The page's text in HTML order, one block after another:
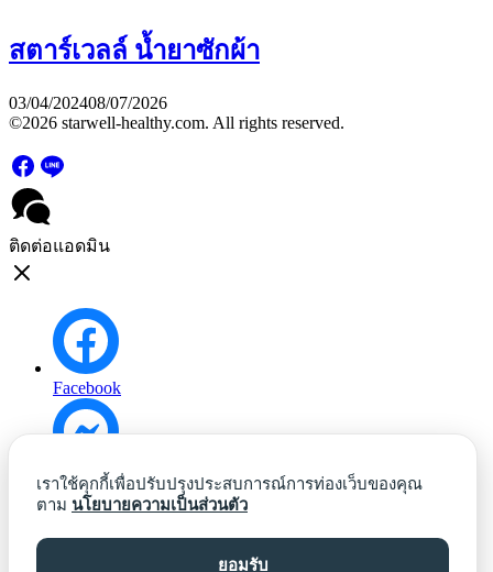
สตาร์เวลล์ น้ำยาซักผ้า
03/04/202408/07/2026
©2026 starwell-healthy.com. All rights reserved.
ติดต่อแอดมิน
Facebook
Messenger
เราใช้คุกกี้เพื่อปรับปรุงประสบการณ์การท่องเว็บของคุณ
ตาม นโยบายความเป็นส่วนตัว
ยอมรับ